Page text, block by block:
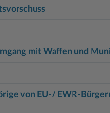
mit Waffen und
von EU-/ EWR-